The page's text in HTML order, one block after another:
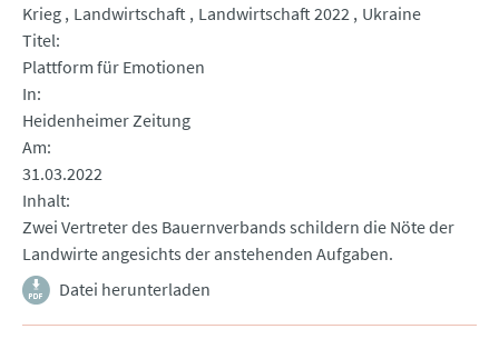
Krieg Landwirtschaft Landwirtschaft 2022 Ukraine
Titel
Plattform für Emotionen
In
Heidenheimer Zeitung
Am
31.03.2022
Inhalt
Zwei Vertreter des Bauernverbands schildern die Nöte der
Landwirte angesichts der anstehenden Aufgaben.
Datei herunterladen